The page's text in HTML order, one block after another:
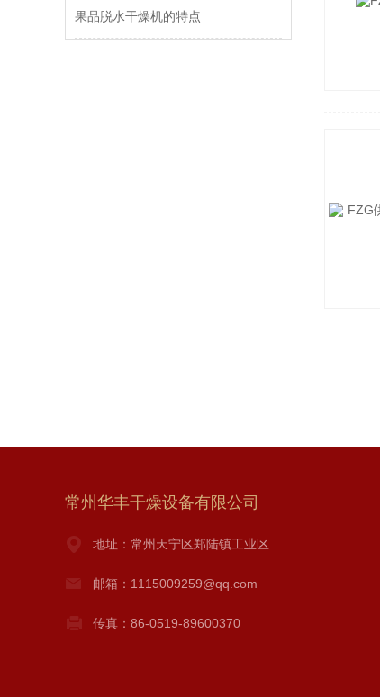
果品脱水干燥机的特点
常州华丰干燥设备有限公司
地址：常州天宁区郑陆镇工业区
邮箱：1115009259@qq.com
传真：86-0519-89600370